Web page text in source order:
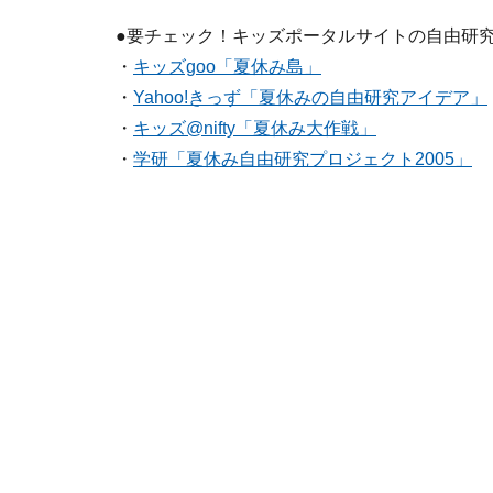
●要チェック！キッズポータルサイトの自由研
・ キッズgoo「夏休み島」
・ Yahoo!きっず「夏休みの自由研究アイデア」
・ キッズ@nifty「夏休み大作戦」
・ 学研「夏休み自由研究プロジェクト2005」